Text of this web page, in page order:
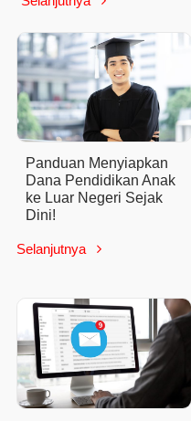
Panduan Menyiapkan
Dana Pendidikan Anak
ke Luar Negeri Sejak
Dini!
Selanjutnya 